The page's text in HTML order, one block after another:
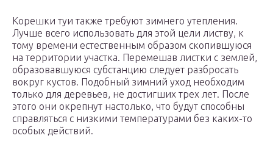
Корешки туи также требуют зимнего утепления.
Лучше всего использовать для этой цели листву, к
тому времени естественным образом скопившуюся
на территории участка. Перемешав листки с землей,
образовавшуюся субстанцию следует разбросать
вокруг кустов. Подобный зимний уход необходим
только для деревьев, не достигших трех лет. После
этого они окрепнут настолько, что будут способны
справляться с низкими температурами без каких-то
особых действий.